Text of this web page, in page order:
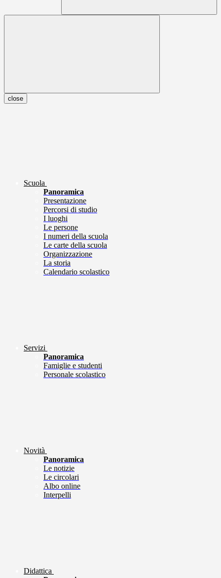
close
Scuola
Panoramica
Presentazione
Percorsi di studio
I luoghi
Le persone
I numeri della scuola
Le carte della scuola
Organizzazione
La storia
Calendario scolastico
Servizi
Panoramica
Famiglie e studenti
Personale scolastico
Novità
Panoramica
Le notizie
Le circolari
Albo online
Interpelli
Didattica